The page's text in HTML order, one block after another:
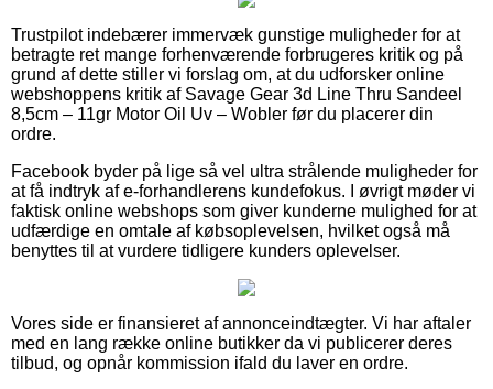
Trustpilot indebærer immervæk gunstige muligheder for at
betragte ret mange forhenværende forbrugeres kritik og på
grund af dette stiller vi forslag om, at du udforsker online
webshoppens kritik af Savage Gear 3d Line Thru Sandeel
8,5cm – 11gr Motor Oil Uv – Wobler før du placerer din
ordre.
Facebook byder på lige så vel ultra strålende muligheder for
at få indtryk af e-forhandlerens kundefokus. I øvrigt møder vi
faktisk online webshops som giver kunderne mulighed for at
udfærdige en omtale af købsoplevelsen, hvilket også må
benyttes til at vurdere tidligere kunders oplevelser.
Vores side er finansieret af annonceindtægter. Vi har aftaler
med en lang række online butikker da vi publicerer deres
tilbud, og opnår kommission ifald du laver en ordre.